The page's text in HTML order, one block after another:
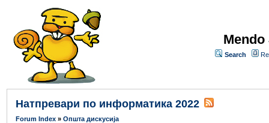
Search
Натпревари по информатика 2022
Forum Index » Општа дискусија